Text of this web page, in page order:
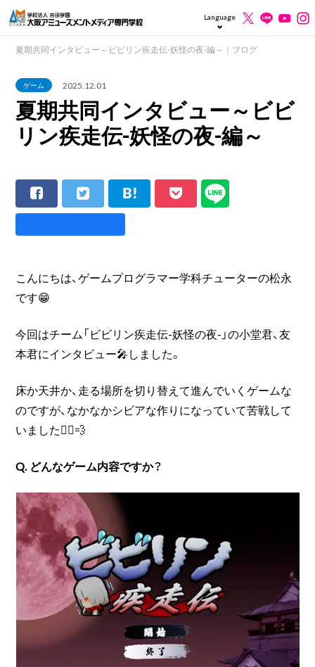
Language
夏期共同インタビュー～ビビリン疾走伝-妖怪の夜-編～｜ブログ
ゲーム 2025.12.01
夏期共同インタビュー～ビビ
リン疾走伝-妖怪の夜-編～
こんにちは、ゲームプログラマー学科チューターの松永
です😁
今回はチーム「ビビリン疾走伝-妖怪の夜-」の小堂君、友
本君にインタビュー🎤しました。
床か天井か、走る場所を切り替えて進んでいくゲームな
のですが、なかなかシビアな作りになっていて苦戦して
いました🏃‍♂️💨
Q. どんなゲーム内容ですか？